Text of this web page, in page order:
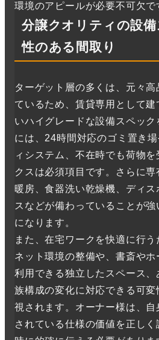
環境のアピールが必要不可欠で
分譲クオリティの設
性のある間取り
ターゲット層の多くは、元々
ているため、賃貸専用として
いハイグレードな設備スペッ
には、24時間対応のゴミ置き
ィシステム、不在時でも荷物
クスは必須項目です。さらに
暖房、食器洗い乾燥機、ディ
スなどが備わっていることが強
になります。
また、在宅ワークを快適に行
ネット環境の整備や、書斎や
利用できる独立したスペース
族構成の変化に対応できる可
視されます。オーナー様は、
されている仕様の価値を正し